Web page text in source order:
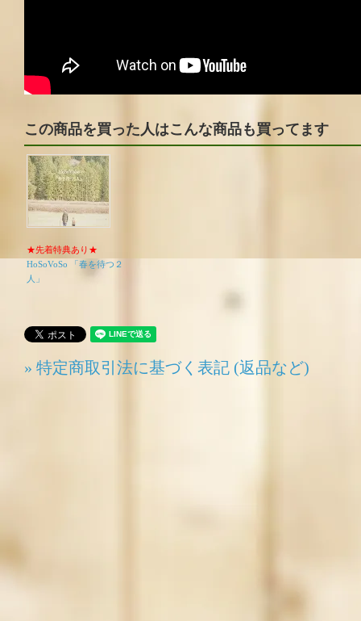
この商品を買った人はこんな商品も買ってます
★先着特典あり★
HoSoVoSo 「春を待つ２
人」
» 特定商取引法に基づく表記 (返品など)